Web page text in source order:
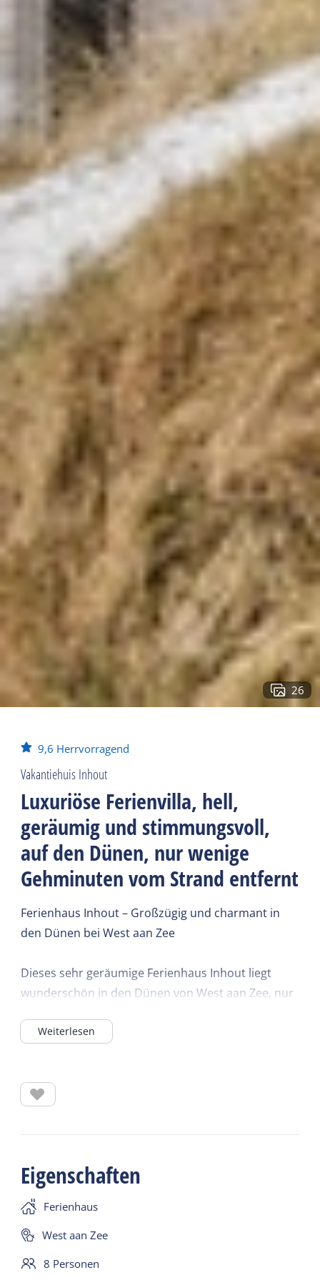
26
9,6 Herrvorragend
Vakantiehuis Inhout
Luxuriöse Ferienvilla, hell,
geräumig und stimmungsvoll,
auf den Dünen, nur wenige
Gehminuten vom Strand entfernt
Ferienhaus Inhout – Großzügig und charmant in
den Dünen bei West aan Zee
Dieses sehr geräumige Ferienhaus Inhout liegt
wunderschön in den Dünen von West aan Zee, nur
entfernt. Vom Wohnzimmer aus haben Sie einen
Innenraum hell und luftig.
Genießen Sie die Morgensonne auf der Ostterrasse
Aufteilung & Ausstattung:
Das Ferienhaus erstreckt sich über drei Etagen und
Weiterlesen
Eigenschaften
Ferienhaus
West aan Zee
8 Personen